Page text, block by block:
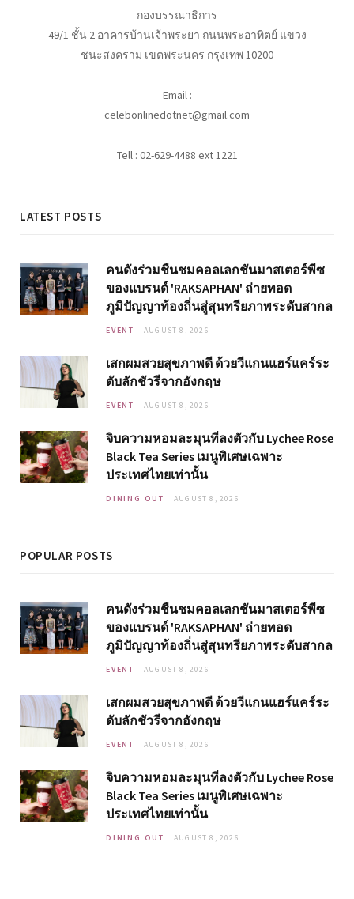
กองบรรณาธิการ
49/1 ชั้น 2 อาคารบ้านเจ้าพระยา ถนนพระอาทิตย์ แขวง
ชนะสงคราม เขตพระนคร กรุงเทพ 10200
Email :
celebonlinedotnet@gmail.com
Tell : 02-629-4488 ext 1221
LATEST POSTS
คนดังร่วมชื่นชมคอลเลกชันมาสเตอร์พีซ
ของแบรนด์ 'RAKSAPHAN' ถ่ายทอด
ภูมิปัญญาท้องถิ่นสู่สุนทรียภาพระดับสากล
EVENT AUGUST 8, 2026
เสกผมสวยสุขภาพดี ด้วยวีแกนแฮร์แคร์ระ
ดับลักชัวรีจากอังกฤษ
EVENT AUGUST 8, 2026
จิบความหอมละมุนที่ลงตัวกับ Lychee Rose
Black Tea Series เมนูพิเศษเฉพาะ
ประเทศไทยเท่านั้น
DINING OUT AUGUST 8, 2026
POPULAR POSTS
คนดังร่วมชื่นชมคอลเลกชันมาสเตอร์พีซ
ของแบรนด์ 'RAKSAPHAN' ถ่ายทอด
ภูมิปัญญาท้องถิ่นสู่สุนทรียภาพระดับสากล
EVENT AUGUST 8, 2026
เสกผมสวยสุขภาพดี ด้วยวีแกนแฮร์แคร์ระ
ดับลักชัวรีจากอังกฤษ
EVENT AUGUST 8, 2026
จิบความหอมละมุนที่ลงตัวกับ Lychee Rose
Black Tea Series เมนูพิเศษเฉพาะ
ประเทศไทยเท่านั้น
DINING OUT AUGUST 8, 2026